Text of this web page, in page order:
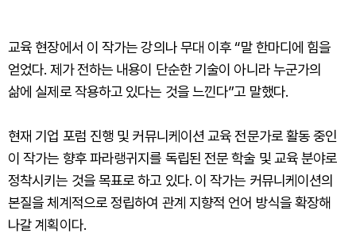
교육 현장에서 이 작가는 강의나 무대 이후 “말 한마디에 힘을
얻었다. 제가 전하는 내용이 단순한 기술이 아니라 누군가의
삶에 실제로 작용하고 있다는 것을 느낀다”고 말했다.
현재 기업 포럼 진행 및 커뮤니케이션 교육 전문가로 활동 중인
이 작가는 향후 파라랭귀지를 독립된 전문 학술 및 교육 분야로
정착시키는 것을 목표로 하고 있다. 이 작가는 커뮤니케이션의
본질을 체계적으로 정립하여 관계 지향적 언어 방식을 확장해
나갈 계획이다.